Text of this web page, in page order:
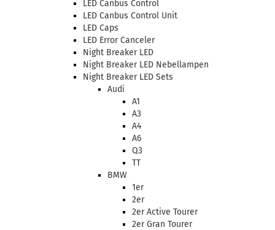
LED Canbus Control
LED Canbus Control Unit
LED Caps
LED Error Canceler
Night Breaker LED
Night Breaker LED Nebellampen
Night Breaker LED Sets
Audi
A1
A3
A4
A6
Q3
TT
BMW
1er
2er
2er Active Tourer
2er Gran Tourer